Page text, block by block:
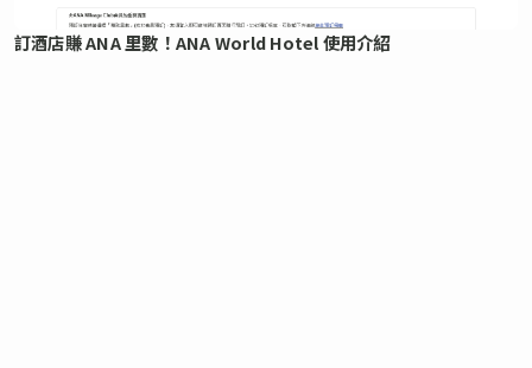
訂酒店賺 ANA 里數！ANA World Hotel 使用介紹